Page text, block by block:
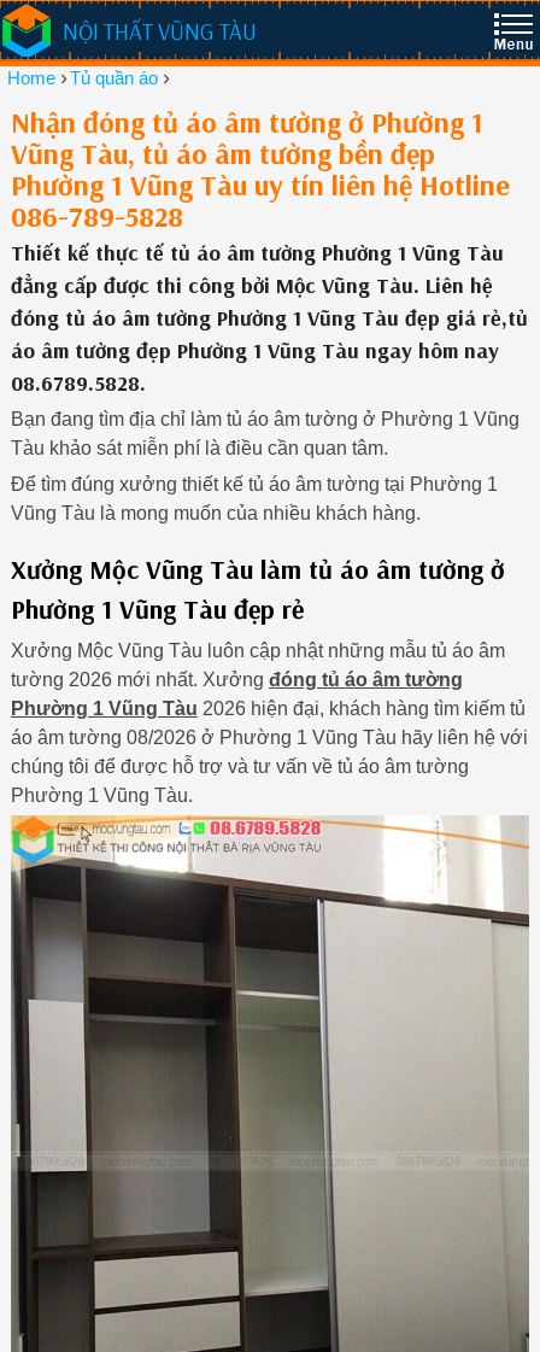
NỘI THẤT VŨNG TÀU
Home ›Tủ quần áo ›
Nhận đóng tủ áo âm tường ở Phường 1
Vũng Tàu, tủ áo âm tường bền đẹp
Phường 1 Vũng Tàu uy tín liên hệ Hotline
086-789-5828
Thiết kế thực tế tủ áo âm tường Phường 1 Vũng Tàu
đẳng cấp được thi công bởi Mộc Vũng Tàu. Liên hệ
đóng tủ áo âm tường Phường 1 Vũng Tàu đẹp giá rẻ,tủ
áo âm tường đẹp Phường 1 Vũng Tàu ngay hôm nay
08.6789.5828.
Bạn đang tìm địa chỉ làm tủ áo âm tường ở Phường 1 Vũng
Tàu khảo sát miễn phí là điều cần quan tâm.
Để tìm đúng xưởng thiết kế tủ áo âm tường tại Phường 1
Vũng Tàu là mong muốn của nhiều khách hàng.
Xưởng Mộc Vũng Tàu làm tủ áo âm tường ở
Phường 1 Vũng Tàu đẹp rẻ
Xưởng Mộc Vũng Tàu luôn cập nhật những mẫu tủ áo âm
tường 2026 mới nhất. Xưởng đóng tủ áo âm tường
Phường 1 Vũng Tàu 2026 hiện đại, khách hàng tìm kiếm tủ
áo âm tường 08/2026 ở Phường 1 Vũng Tàu hãy liên hệ với
chúng tôi để được hỗ trợ và tư vấn về tủ áo âm tường
Phường 1 Vũng Tàu.